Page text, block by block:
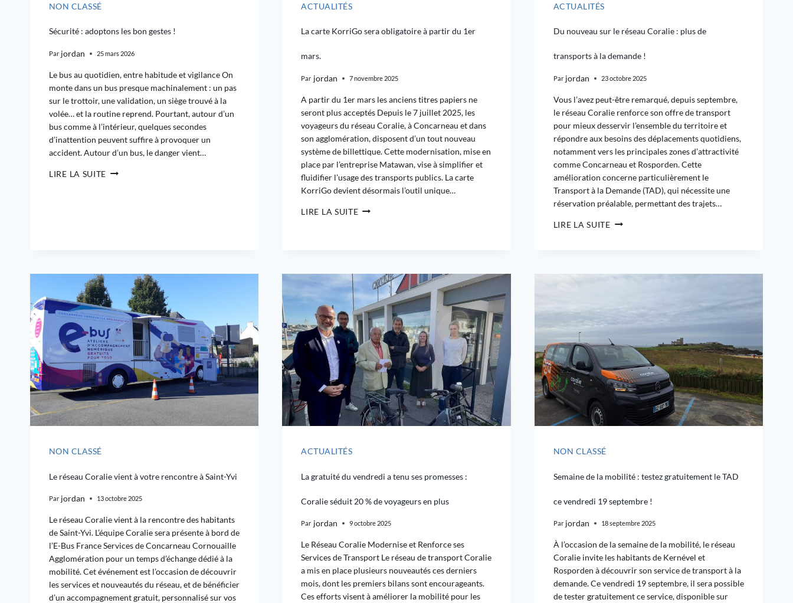
NON CLASSÉ
Sécurité : adoptons les bon gestes !
Par jordan 25 mars 2026
Le bus au quotidien, entre habitude et vigilance On
monte dans un bus presque machinalement : un pas
sur le trottoir, une validation, un siège trouvé à la
volée… et la routine reprend. Pourtant, autour d’un
bus comme à l’intérieur, quelques secondes
d’inattention peuvent suffire à provoquer un
accident. Autour d’un bus, le danger vient…
LIRE LA SUITE
ACTUALITÉS
La carte KorriGo sera obligatoire à partir du 1er
mars.​
Par jordan 7 novembre 2025
A partir du 1er mars les anciens titres papiers ne
seront plus acceptés Depuis le 7 juillet 2025, les
voyageurs du réseau Coralie, à Concarneau et dans
son agglomération, disposent d’un tout nouveau
système de billettique. Cette modernisation, mise en
place par l’entreprise Matawan, vise à simplifier et
fluidifier l’usage des transports publics. La carte
KorriGo devient désormais l’outil unique…
LIRE LA SUITE
ACTUALITÉS
Du nouveau sur le réseau Coralie : plus de
transports à la demande !
Par jordan 23 octobre 2025
Vous l’avez peut-être remarqué, depuis septembre,
le réseau Coralie renforce son offre de transport
pour mieux desservir l’ensemble du territoire et
répondre aux besoins des déplacements quotidiens,
notamment vers les principales zones d’attractivité
comme Concarneau et Rosporden. Cette
amélioration concerne particulièrement le
Transport à la Demande (TAD), qui nécessite une
réservation préalable, permettant des trajets…
LIRE LA SUITE
NON CLASSÉ
Le réseau Coralie vient à votre rencontre à Saint-Yvi
Par jordan 13 octobre 2025
Le réseau Coralie vient à la rencontre des habitants
de Saint-Yvi. L’équipe Coralie sera présente à bord de
l’E-Bus France Services de Concarneau Cornouaille
Agglomération pour un temps d’échange dédié à la
mobilité. Cet événement est l’occasion de découvrir
les services et nouveautés du réseau, et de bénéficier
d’un accompagnement gratuit, personnalisé sur vos
ACTUALITÉS
La gratuité du vendredi a tenu ses promesses :
Coralie séduit 20 % de voyageurs en plus
Par jordan 9 octobre 2025
Le Réseau Coralie Modernise et Renforce ses
Services de Transport Le réseau de transport Coralie
a mis en place plusieurs nouveautés ces derniers
mois, dont les premiers bilans sont encourageants.
Ces efforts visent à améliorer la mobilité pour les
NON CLASSÉ
Semaine de la mobilité : testez gratuitement le TAD
ce vendredi 19 septembre !
Par jordan 18 septembre 2025
À l’occasion de la semaine de la mobilité, le réseau
Coralie invite les habitants de Kernével et
Rosporden à découvrir son service de transport à la
demande. Ce vendredi 19 septembre, il sera possible
de tester gratuitement ce service, disponible sur